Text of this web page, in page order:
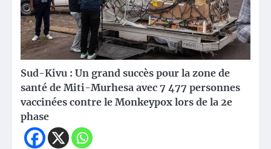
Sud-Kivu : Un grand succès pour la zone de
santé de Miti-Murhesa avec 7 477 personnes
vaccinées contre le Monkeypox lors de la 2e
phase